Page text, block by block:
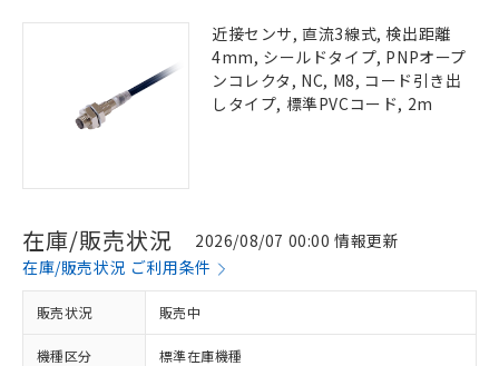
近接センサ, 直流3線式, 検出距離
4mm, シールドタイプ, PNPオープ
ンコレクタ, NC, M8, コード引き出
しタイプ, 標準PVCコード, 2m
在庫/販売状況
2026/08/07 00:00 情報更新
在庫/販売状況 ご利用条件
販売状況 販売中
機種区分 標準在庫機種